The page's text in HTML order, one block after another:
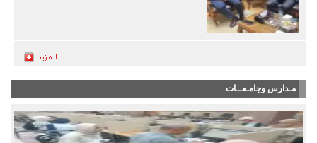
مـدارس وجامـعــات